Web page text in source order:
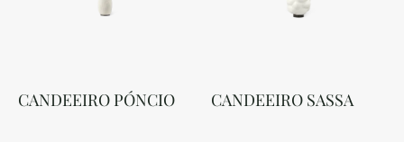
CANDEEIRO PÓNCIO CANDEEIRO SASSA